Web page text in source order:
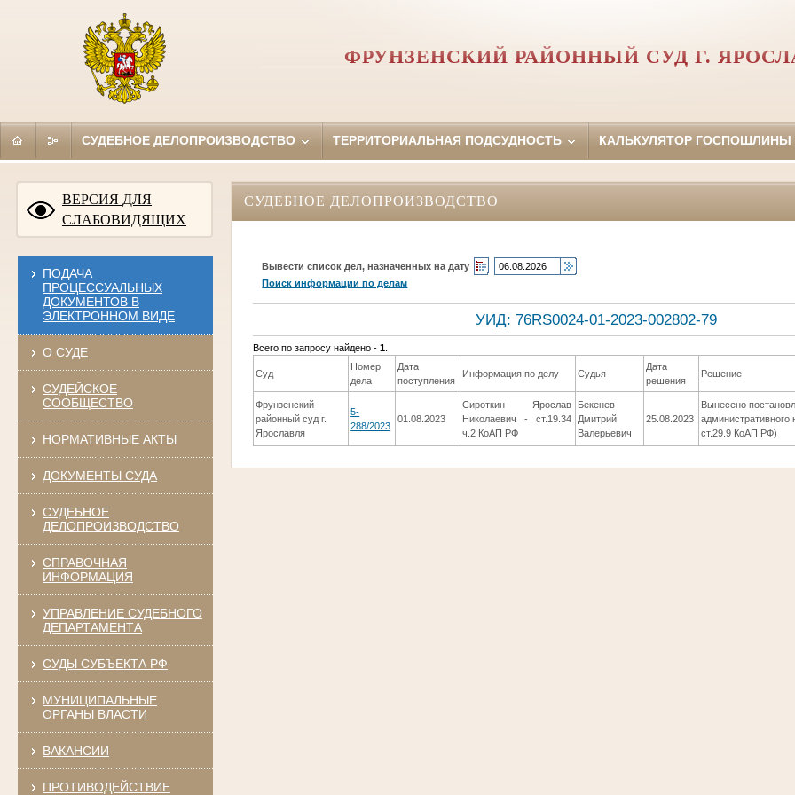
ФРУНЗЕНСКИЙ РАЙОННЫЙ СУД Г.
СУДЕБНОЕ ДЕЛОПРОИЗВОДСТВО ТЕРРИТОРИАЛЬНАЯ ПОДСУДНОСТЬ КАЛЬКУЛЯТОР ГОСПОШЛИНЫ
ВЕРСИЯ ДЛЯ
СЛАБОВИДЯЩИХ
ПОДАЧА
ПРОЦЕССУАЛЬНЫХ
ДОКУМЕНТОВ В
ЭЛЕКТРОННОМ ВИДЕ
О СУДЕ
СУДЕЙСКОЕ
СООБЩЕСТВО
НОРМАТИВНЫЕ АКТЫ
ДОКУМЕНТЫ СУДА
СУДЕБНОЕ
ДЕЛОПРОИЗВОДСТВО
СПРАВОЧНАЯ
ИНФОРМАЦИЯ
УПРАВЛЕНИЕ СУДЕБНОГО
ДЕПАРТАМЕНТА
СУДЫ СУБЪЕКТА РФ
МУНИЦИПАЛЬНЫЕ
ОРГАНЫ ВЛАСТИ
ВАКАНСИИ
ПРОТИВОДЕЙСТВИЕ
СУДЕБНОЕ ДЕЛОПРОИЗВОДСТВО
Вывести список дел, назначенных на дату
Поиск информации по делам
УИД: 76RS0024-01-2023-002802-79
Всего по запросу найдено -1
Суд
Номер
дела
Дата
поступления
Информация по делу Судья
Дата
решения
Решение
Фрунзенский
районный суд г.
Ярославля
5-
288/2023
01.08.2023
Сироткин Ярослав
Николаевич - ст.19.34
ч.2 КоАП РФ
Бекенев
Дмитрий
Валерьевич
25.08.2023
Вынесено
административного
ст.29.9 КоАП РФ)